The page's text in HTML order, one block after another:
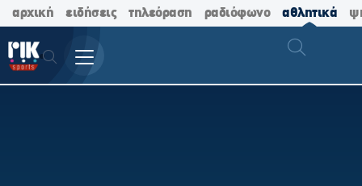
αρχική ειδήσεις τηλεόραση ραδιόφωνο αθλητικά